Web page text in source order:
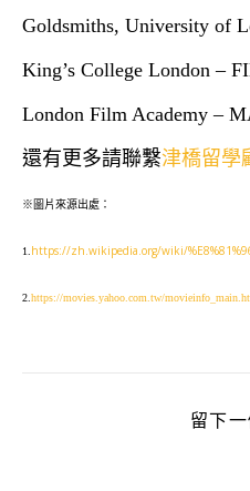
Goldsmiths, University of
King’s College London –
London Film Academy –
還有更多請聯繫津橋留學
※圖片來源出處：
1. https://zh.wikipedia.org/wiki/
2. https://movies.yahoo.com.tw/
留下